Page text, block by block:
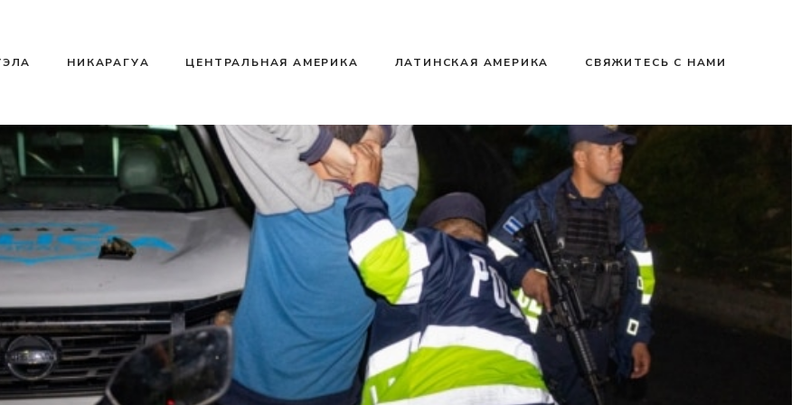
НИКАРАГУА ЦЕНТРАЛЬНАЯ АМЕРИКА ЛАТИНСКАЯ АМЕРИКА СВЯЖИТЕСЬ С НАМИ